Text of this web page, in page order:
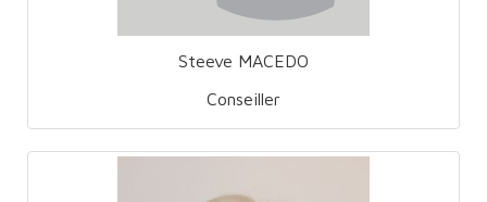
Steeve MACEDO
Conseiller